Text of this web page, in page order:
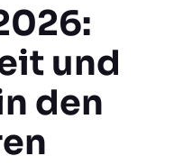
und
den